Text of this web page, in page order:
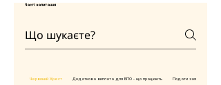
Часті запитання
Червоний Хрест Додаткова виплата для ВПО - що працюють Подати заяву на